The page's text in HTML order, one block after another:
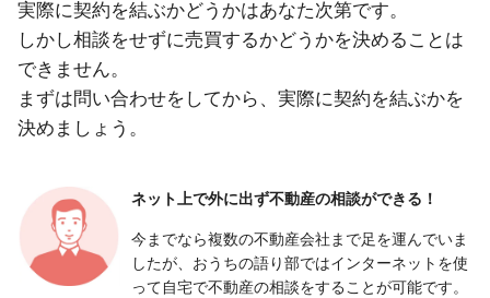
実際に契約を結ぶかどうかはあなた次第です。
しかし相談をせずに売買するかどうかを決めることは
できません。
まずは問い合わせをしてから、実際に契約を結ぶかを
決めましょう。
ネット上で外に出ず不動産の相談ができる！
今までなら複数の不動産会社まで足を運んでいま
したが、おうちの語り部ではインターネットを使
って自宅で不動産の相談をすることが可能です。